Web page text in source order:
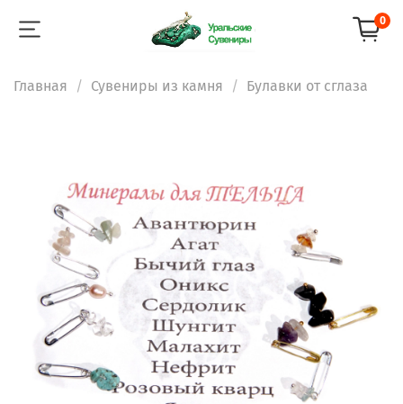
0
Главная Сувениры из камня Булавки от сглаза